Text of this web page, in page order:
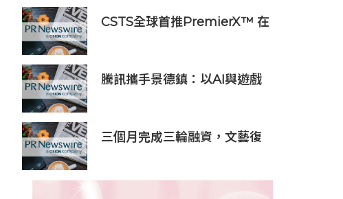
CSTS全球首推PremierX™ 在
騰訊攜手景德鎮：以AI與遊戲
三個月完成三輪融資，文藝復